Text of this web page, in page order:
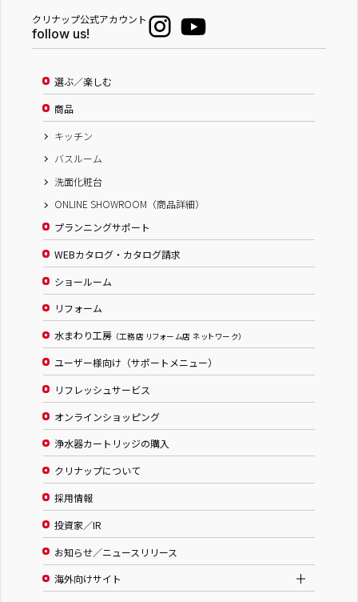
クリナップ公式アカウント
follow us!
選ぶ／楽しむ
商品
キッチン
バスルーム
洗面化粧台
ONLINE SHOWROOM（商品詳細）
プランニングサポート
WEBカタログ・カタログ請求
ショールーム
リフォーム
水まわり工房 （工務店 リフォーム店 ネットワーク）
ユーザー様向け（サポートメニュー）
リフレッシュサービス
オンラインショッピング
浄水器カートリッジの購入
クリナップについて
採用情報
投資家／IR
お知らせ／ニュースリリース
海外向けサイト